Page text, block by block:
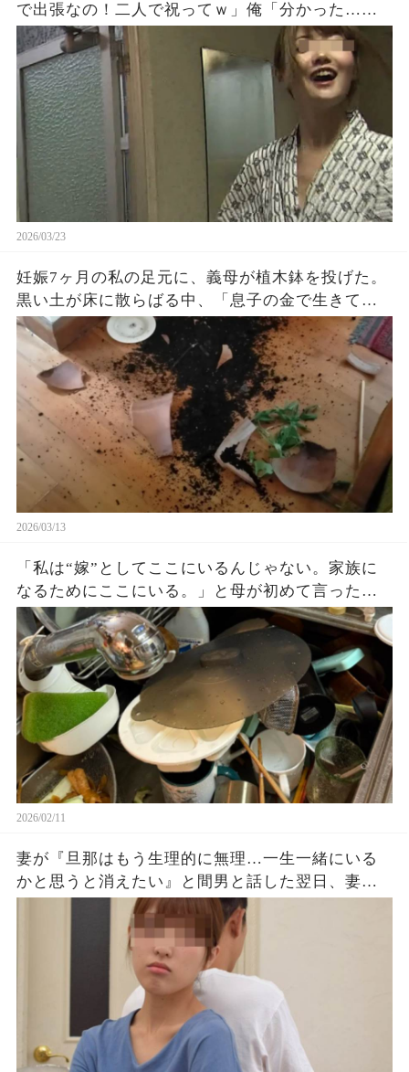
で出張なの！二人で祝ってｗ」俺「分かった…不
倫相手の部下くんによろしく」妻「え？」→妻は
職も家庭も不倫相手も失う事に…
2026/03/23
妊娠7ヶ月の私の足元に、義母が植木鉢を投げた。
黒い土が床に散らばる中、「息子の金で生きてる
くせに」と笑ったその瞬間、私はたった一言で、
この恩知らずの母子を家から追い出した。
2026/03/13
「私は“嫁”としてここにいるんじゃない。家族に
なるためにここにいる。」と母が初めて言った
日、娘と私の年末年始を終わらせた話
2026/02/11
妻が『旦那はもう生理的に無理…一生一緒にいる
かと思うと消えたい』と間男と話した翌日、妻は
突然『大丈夫なの？気分が悪そうよ？』と心配し
てきた…俺はその裏切りを許さず、復讐を決意し